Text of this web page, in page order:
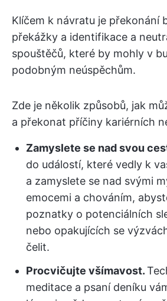
Klíčem k návratu je překonání
překážky a identifikace a
spouštěčů, které by mohly v
podobným neúspěchům.
Zde je několik způsobů, jak
a překonat příčiny kariérních
Zamyslete se nad svou
do událostí, které vedly k
a zamyslete se nad svými
emocemi a chováním,
poznatky o potenciálních
nebo opakujících se
čelit.
Procvičujte všímavost.
meditace a psaní deníku